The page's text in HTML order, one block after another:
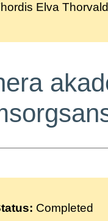
Elva
Completed